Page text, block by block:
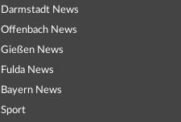
Darmstadt News
Offenbach News
Gießen News
Fulda News
Bayern News
Sport